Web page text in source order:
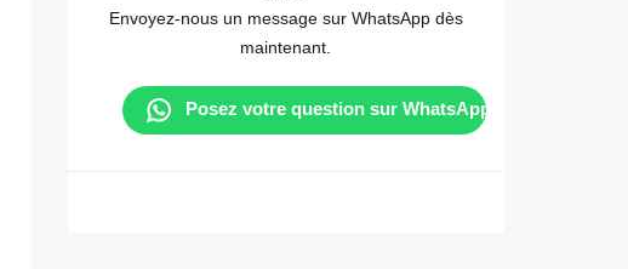
Envoyez-nous un message sur WhatsApp dès
maintenant.
Posez votre question sur WhatsApp